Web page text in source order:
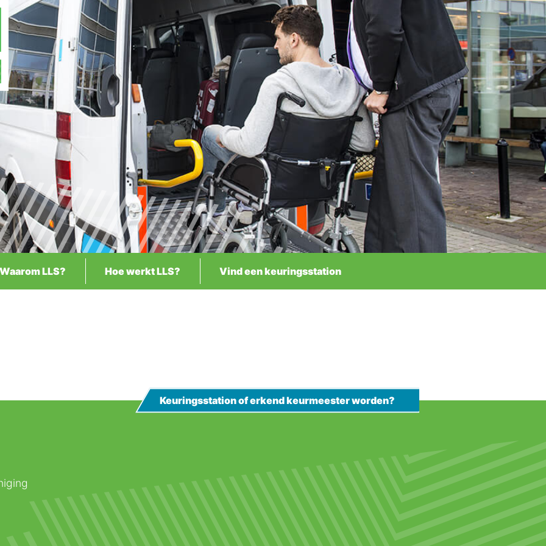
Waarom LLS? Hoe werkt LLS? Vind een keuringsstation
Keuringsstation of erkend keurmeester worden?